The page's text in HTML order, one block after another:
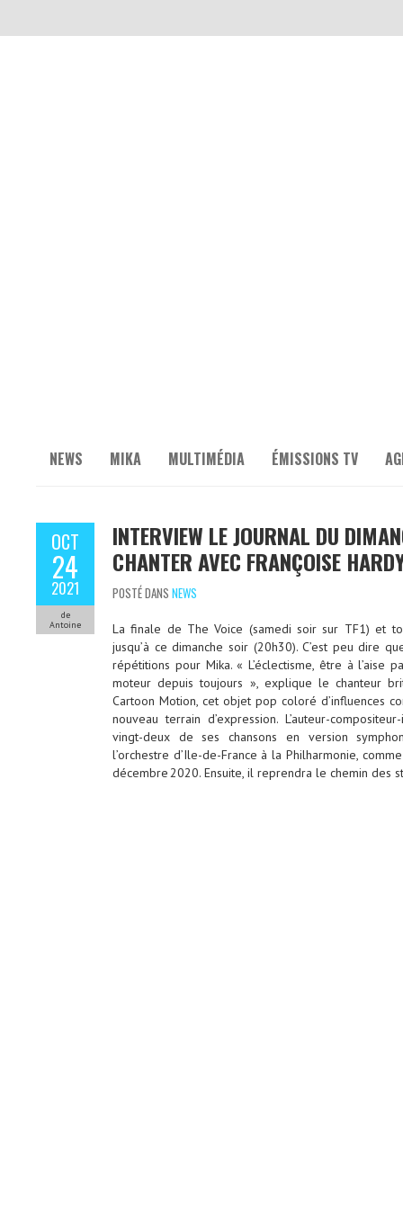
NEWS MIKA MULTIMÉDIA ÉMISSIONS TV
OCT
24
2021
de
Antoine
INTERVIEW LE JOURNAL DU
CHANTER AVEC FRANÇOISE
POSTÉ DANS NEWS
La finale de The Voice (samedi soir sur TF1) et
jusqu’à ce dimanche soir (20h30). C’est peu dire
répétitions pour Mika. « L’éclectisme, être à l’aise
moteur depuis toujours », explique le chanteur
Cartoon Motion, cet objet pop coloré d’influences
nouveau terrain d’expression. L’auteur-
vingt-deux de ses chansons en version
l’orchestre d’Ile-de-France à la Philharmonie,
décembre 2020. Ensuite, il reprendra le chemin des